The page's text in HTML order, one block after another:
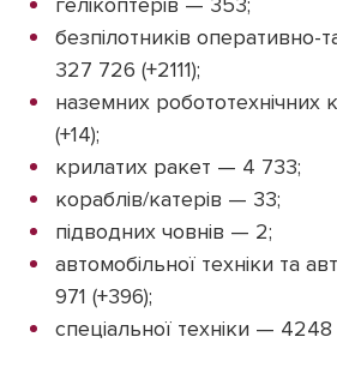
безпілотників оперативно-
327 726 (+2111);
наземних робототехнічних
(+14);
крилатих ракет — 4 733;
кораблів/катерів — 33;
підводних човнів — 2;
автомобільної техніки та
971 (+396);
спеціальної техніки — 4248